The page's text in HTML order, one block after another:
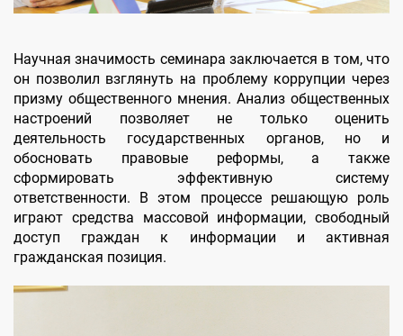
Научная значимость семинара заключается в том, что
он позволил взглянуть на проблему коррупции через
призму общественного мнения. Анализ общественных
настроений позволяет не только оценить
деятельность государственных органов, но и
обосновать правовые реформы, а также
сформировать эффективную систему
ответственности. В этом процессе решающую роль
играют средства массовой информации, свободный
доступ граждан к информации и активная
гражданская позиция.